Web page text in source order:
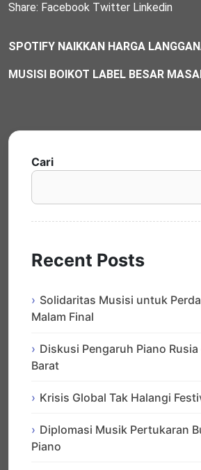
Share: Facebook Twitter Linkedin
SPOTIFY NAIKKAN HARGA
MUSISI BOIKOT LABEL BESAR
Cari
Recent Posts
Solidaritas Musisi untuk
Malam Final
Diskusi Pengaruh Piano
Barat
Krisis Global Tak Halangi
Diplomasi Musik Pertukaran
Piano